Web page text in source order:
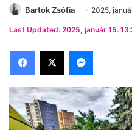
Bartok Zsófia 2025,
Last Updated: 2025, január 15.
Facebook
X Messenger